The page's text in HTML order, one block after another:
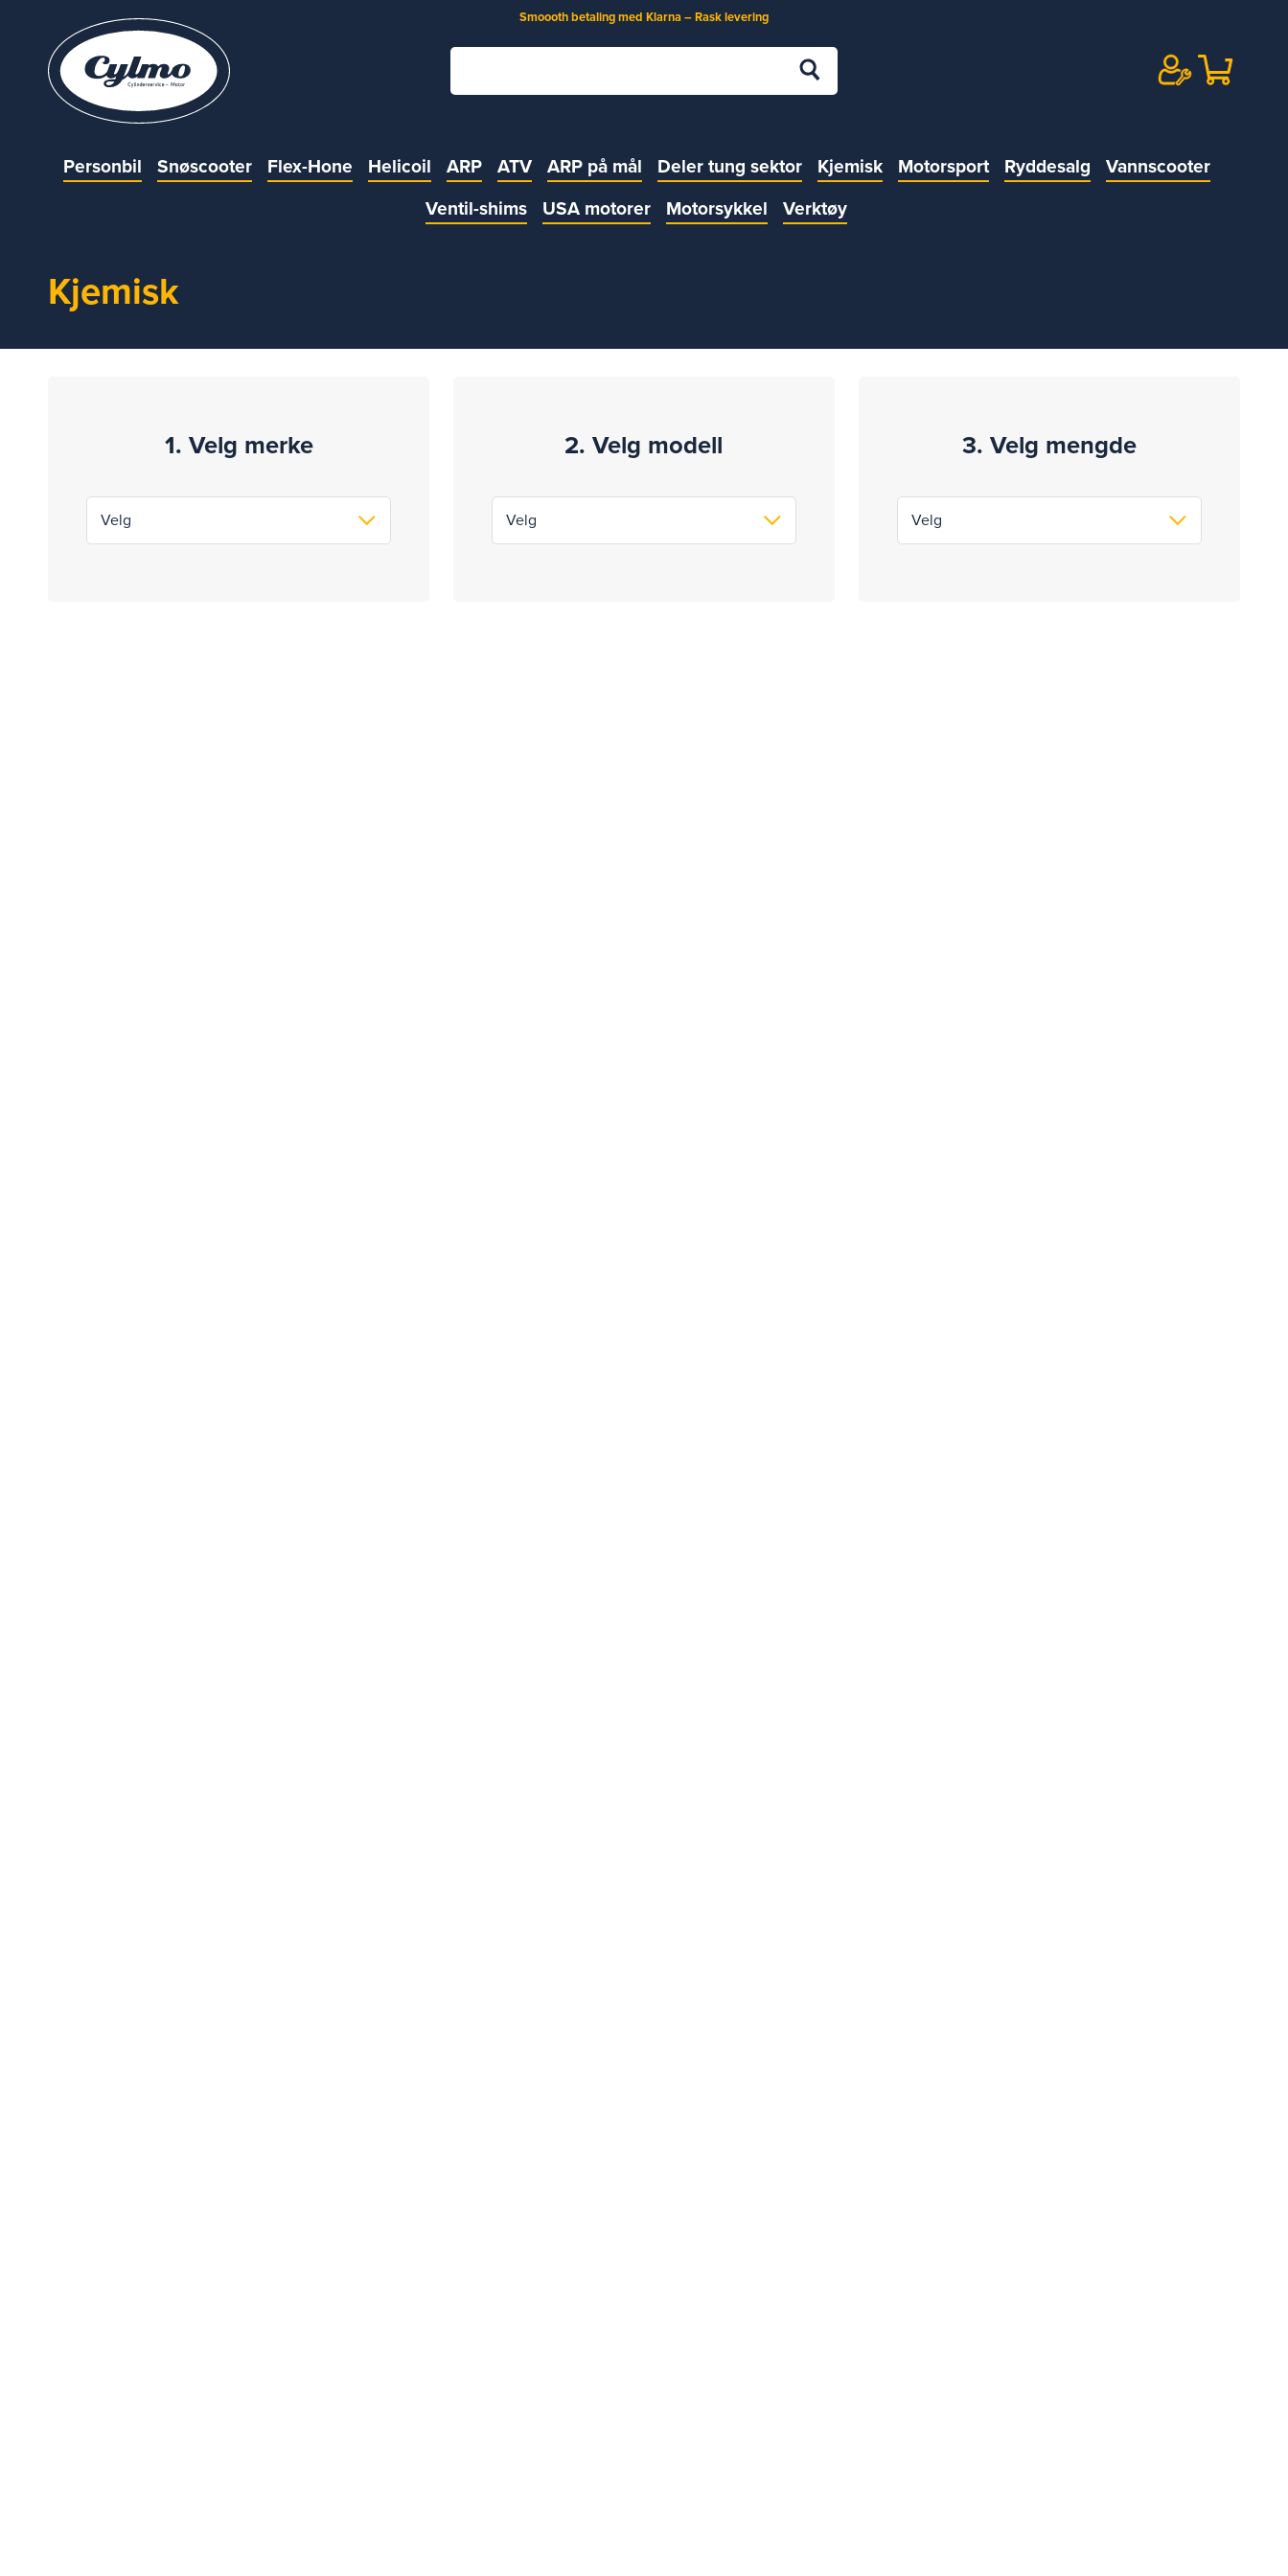
Smoooth betaling med Klarna – Rask levering
Personbil Snøscooter Flex-Hone Helicoil ARP ATV ARP på mål Deler tung sektor Kjemisk Motorsport Ryddesalg
Vannscooter
Ventil-shims
USA motorer Motorsykkel Verktøy
Kjemisk
1. Velg merke 2. Velg modell 3. Velg mengde